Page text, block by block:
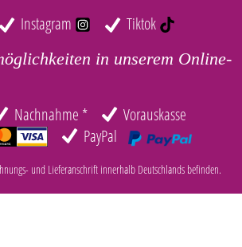
Instagram Tiktok
in unserem Online-
Nachnahme *
Vorauskasse
PayPal
und Lieferanschrift innerhalb Deutschlands befinden.